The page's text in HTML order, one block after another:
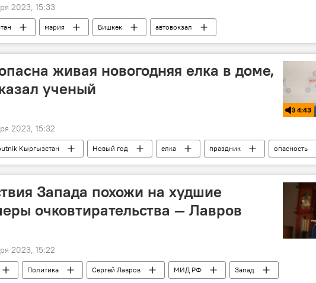
2023, 15:33
мэрия Бишкек автовокзал
живая новогодняя елка в доме,
ученый
4:43
2023, 15:32
Кыргызстан Новый год елка праздник
опасность
дети пожар уход
Запада похожи на худшие
очковтирательства — Лавров
2023, 15:22
Политика Сергей Лавров МИД РФ
Запад